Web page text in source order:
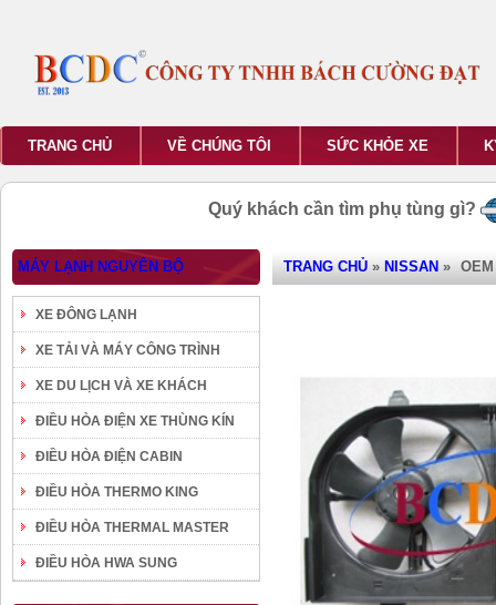
TRANG CHỦ VỀ CHÚNG TÔI SỨC KHỎE XE
Quý khách cần tìm phụ tùng gì?
MÁY LẠNH NGUYÊN BỘ
XE ĐÔNG LẠNH
XE TẢI VÀ MÁY CÔNG TRÌNH
XE DU LỊCH VÀ XE KHÁCH
ĐIỀU HÒA ĐIỆN XE THÙNG KÍN
ĐIỀU HÒA ĐIỆN CABIN
ĐIỀU HÒA THERMO KING
ĐIỀU HÒA THERMAL MASTER
ĐIỀU HÒA HWA SUNG
TRANG CHỦ » NISSAN »